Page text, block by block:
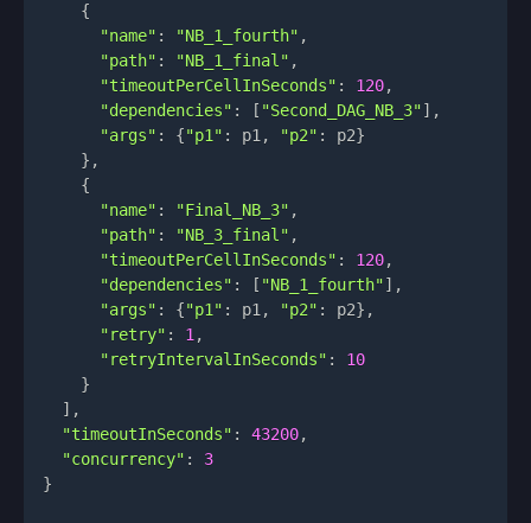
{
"name" : "NB_1_fourth" ,
"path" : "NB_1_final" ,
"timeoutPerCellInSeconds" : 120,
"dependencies" : [ "Second_DAG_NB_3"] ,
"args" : {"p1" : p1 , "p2" : p2}
} ,
{
"name" : "Final_NB_3" ,
"path" : "NB_3_final" ,
"timeoutPerCellInSeconds" : 120,
"dependencies" : [ "NB_1_fourth"] ,
"args" : {"p1" : p1 , "p2" : p2} ,
"retry" : 1 ,
"retryIntervalInSeconds" :
10
}
] ,
"timeoutInSeconds" : 43200,
"concurrency" :
3
}